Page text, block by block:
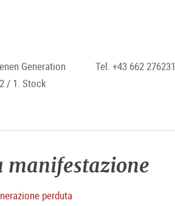
Generation
/ 1. Stock
Tel. +43 662 276231
manifestazione
perduta